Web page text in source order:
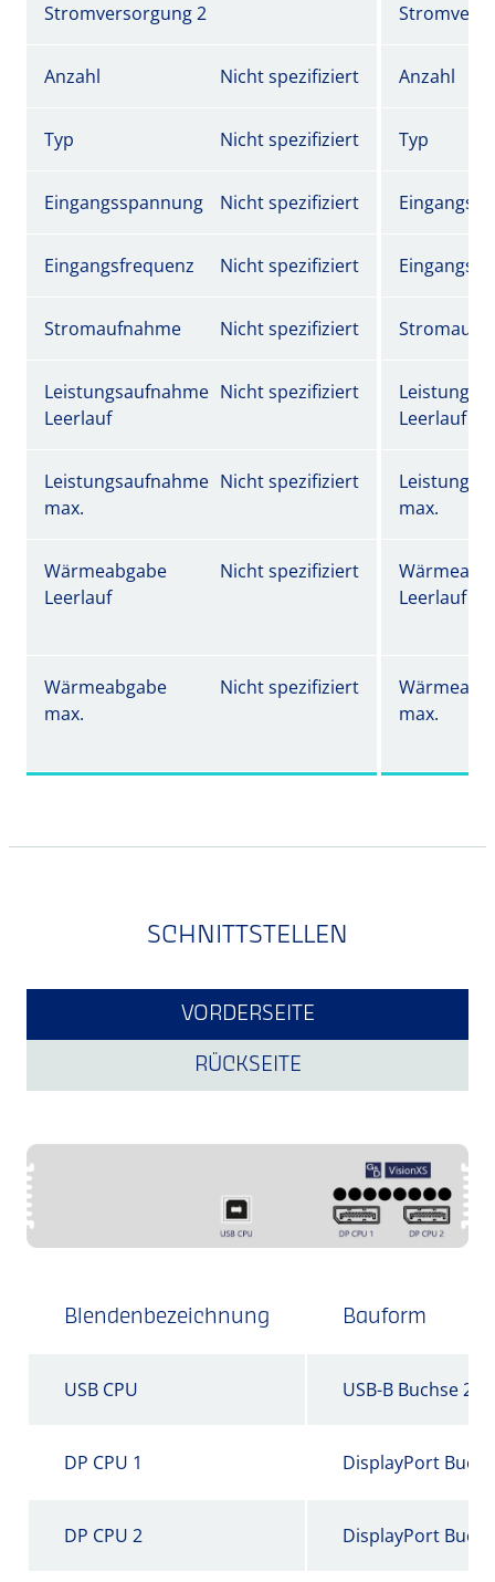
Stromversorgung 2
Anzahl Nicht spezifiziert Anzahl
Typ Nicht spezifiziert Typ
Eingangsspannung Nicht spezifiziert
Eingangsfrequenz Nicht spezifiziert
Stromaufnahme Nicht spezifiziert
Leistungsaufnahme
Leerlauf
Nicht spezifiziert
Leerlauf
Leistungsaufnahme
max.
Nicht spezifiziert
max.
Wärmeabgabe
Leerlauf
Nicht spezifiziert
Leerlauf
Wärmeabgabe
max.
Nicht spezifiziert
max.
SCHNITTSTELLEN
VORDERSEITE
RÜCKSEITE
Blendenbezeichnung Bauform
USB CPU USB-B Buchse 2.0
DP CPU 1 DisplayPort
DP CPU 2 DisplayPort